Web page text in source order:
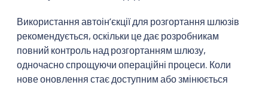
Використання автоінʼєкції для розгортання шлюзів
рекомендується, оскільки це дає розробникам
повний контроль над розгортанням шлюзу,
одночасно спрощуючи операційні процеси. Коли
нове оновлення стає доступним або змінюється